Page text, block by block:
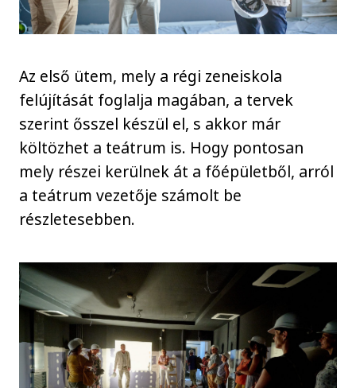
Az első ütem, mely a régi zeneiskola
felújítását foglalja magában, a tervek
szerint ősszel készül el, s akkor már
költözhet a teátrum is. Hogy pontosan
mely részei kerülnek át a főépületből, arról
a teátrum vezetője számolt be
részletesebben.